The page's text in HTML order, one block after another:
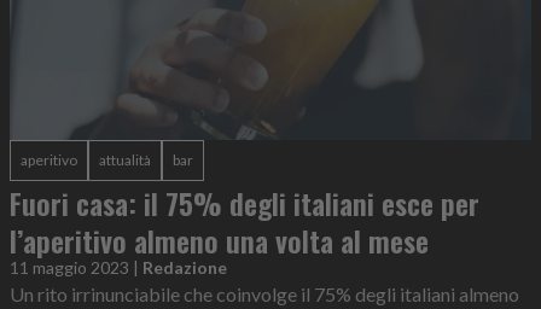
aperitivo attualità bar
Fuori casa: il 75% degli italiani esce per
l’aperitivo almeno una volta al mese
11 maggio 2023 | Redazione
Un rito irrinunciabile che coinvolge il 75% degli italiani almeno